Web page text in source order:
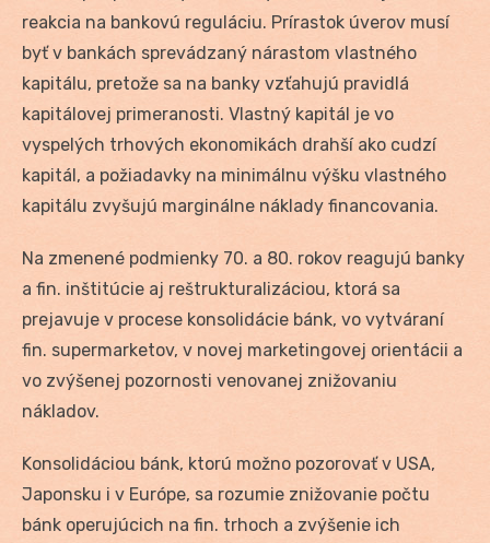
reakcia na bankovú reguláciu. Prírastok úverov musí
byť v bankách sprevádzaný nárastom vlastného
kapitálu, pretože sa na banky vzťahujú pravidlá
kapitálovej primeranosti. Vlastný kapitál je vo
vyspelých trhových ekonomikách drahší ako cudzí
kapitál, a požiadavky na minimálnu výšku vlastného
kapitálu zvyšujú marginálne náklady financovania.
Na zmenené podmienky 70. a 80. rokov reagujú banky
a fin. inštitúcie aj reštrukturalizáciou, ktorá sa
prejavuje v procese konsolidácie bánk, vo vytváraní
fin. supermarketov, v novej marketingovej orientácii a
vo zvýšenej pozornosti venovanej znižovaniu
nákladov.
Konsolidáciou bánk, ktorú možno pozorovať v USA,
Japonsku i v Európe, sa rozumie znižovanie počtu
bánk operujúcich na fin. trhoch a zvýšenie ich